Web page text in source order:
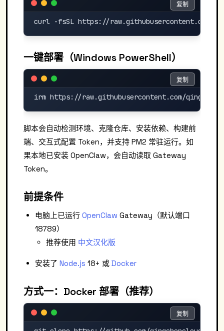
复制
复制
一键部署（Windows PowerShell）
复制
复制
脚本会自动检测环境、克隆仓库、安装依赖、构建前
端、交互式配置 Token，并支持 PM2 常驻运行。如
果本地已安装 OpenClaw，会自动读取 Gateway
Token。
前提条件
电脑上已运行 OpenClaw Gateway（默认端口
18789）
推荐使用 中文汉化版
安装了 Node.js 18+ 或 Docker
方式一：Docker 部署（推荐）
复制
复制